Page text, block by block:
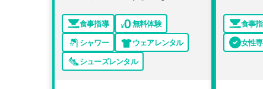
食事指導
無料体験
シャワー
ウェアレンタル
シューズレンタル
食事
女性